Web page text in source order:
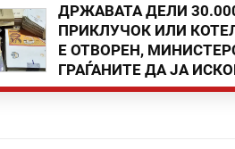
ДРЖАВАТА ДЕЛИ
ПРИКЛУЧОК ИЛИ
Е ОТВОРЕН,
ГРАЃАНИТЕ ДА ЈА